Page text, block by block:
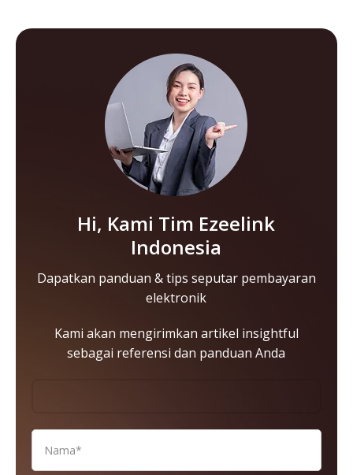
Hi, Kami Tim Ezeelink
Indonesia
Dapatkan panduan & tips seputar pembayaran
elektronik
Kami akan mengirimkan artikel insightful
sebagai referensi dan panduan Anda